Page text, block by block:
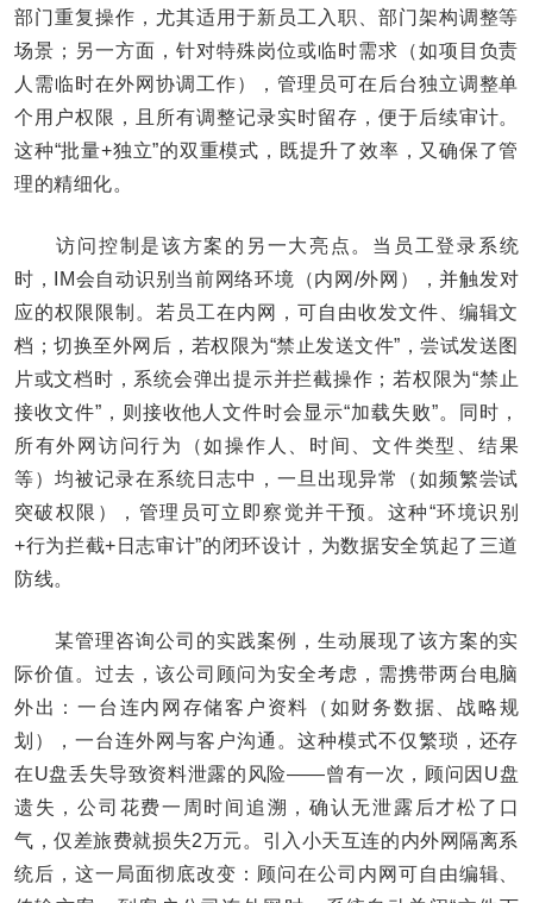
部门重复操作，尤其适用于新员工入职、部门架构调整等
场景；另一方面，针对特殊岗位或临时需求（如项目负责
人需临时在外网协调工作），管理员可在后台独立调整单
个用户权限，且所有调整记录实时留存，便于后续审计。
这种“批量+独立”的双重模式，既提升了效率，又确保了管
理的精细化。
访问控制是该方案的另一大亮点。当员工登录系统
时，IM会自动识别当前网络环境（内网/外网），并触发对
应的权限限制。若员工在内网，可自由收发文件、编辑文
档；切换至外网后，若权限为“禁止发送文件”，尝试发送图
片或文档时，系统会弹出提示并拦截操作；若权限为“禁止
接收文件”，则接收他人文件时会显示“加载失败”。同时，
所有外网访问行为（如操作人、时间、文件类型、结果
等）均被记录在系统日志中，一旦出现异常（如频繁尝试
突破权限），管理员可立即察觉并干预。这种“环境识别
+行为拦截+日志审计”的闭环设计，为数据安全筑起了三道
防线。
某管理咨询公司的实践案例，生动展现了该方案的实
际价值。过去，该公司顾问为安全考虑，需携带两台电脑
外出：一台连内网存储客户资料（如财务数据、战略规
划），一台连外网与客户沟通。这种模式不仅繁琐，还存
在U盘丢失导致资料泄露的风险——曾有一次，顾问因U盘
遗失，公司花费一周时间追溯，确认无泄露后才松了口
气，仅差旅费就损失2万元。引入小天互连的内外网隔离系
统后，这一局面彻底改变：顾问在公司内网可自由编辑、